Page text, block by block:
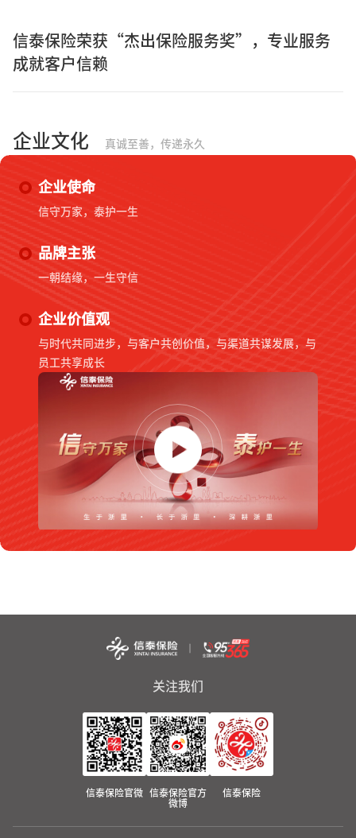
信泰保险荣获“杰出保险服务奖”，专业服务
成就客户信赖
企业文化 真诚至善，传递永久
企业使命
信守万家，泰护一生
品牌主张
一朝结缘，一生守信
企业价值观
与时代共同进步，与客户共创价值，与渠道共谋发展，与
员工共享成长
关注我们
信泰保险官微
信泰保险官方
微博
信泰保险